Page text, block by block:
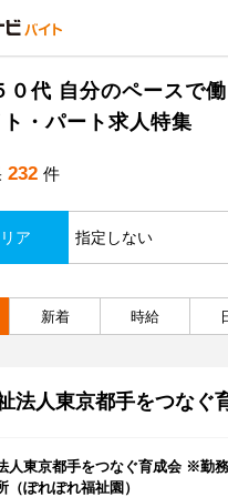
０代 自分のペースで
ト・パート求人特集
232 件
ア 指定しない
新着 時給
法人東京都手をつなぐ
人東京都手をつなぐ育成会 ※勤
（ぽれぽれ福祉園）